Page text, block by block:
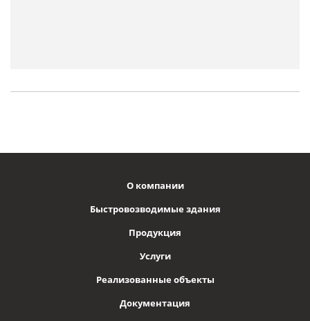
О компании
Быстровозводимые здания
Продукция
Услуги
Реализованные объекты
Документация